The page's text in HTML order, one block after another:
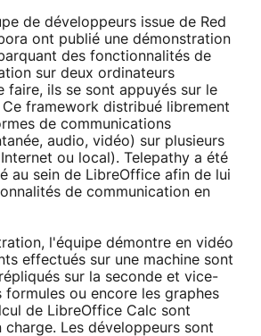
de développeurs issue de Red
ont publié une démonstration
des fonctionnalités de
sur deux ordinateurs
faire, ils se sont appuyés sur le
Ce framework distribué librement
de communications
audio, vidéo) sur plusieurs
ou local). Telepathy a été
au sein de LibreOffice afin de lui
de communication en
l'équipe démontre en vidéo
effectués sur une machine sont
sur la seconde et vice-
formules ou encore les graphes
de LibreOffice Calc sont
charge. Les développeurs sont